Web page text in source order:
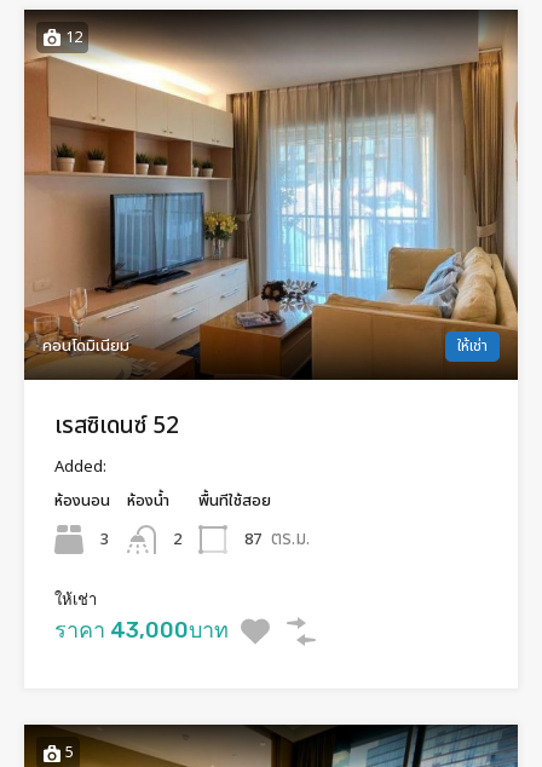
12
คอนโดมิเนียม ให้เช่า
เรสซิเดนซ์ 52
Added:
ห้องนอน
3
ห้องน้ำ
2
พื้นทีใช้สอย
87 ตร.ม.
ให้เช่า
ราคา 43,000บาท
5